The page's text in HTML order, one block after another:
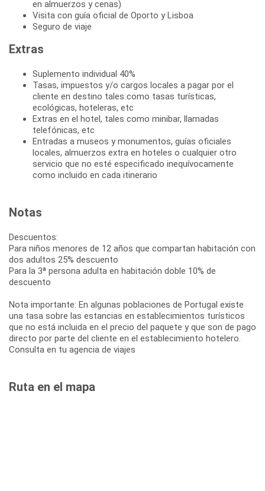
en almuerzos y cenas)
Visita con guía oficial de Oporto y Lisboa
Seguro de viaje
Extras
Suplemento individual 40%
Tasas, impuestos y/o cargos locales a pagar por el
cliente en destino tales como tasas turísticas,
ecológicas, hoteleras, etc
Extras en el hotel, tales como minibar, llamadas
telefónicas, etc
Entradas a museos y monumentos, guías oficiales
locales, almuerzos extra en hoteles o cualquier otro
servicio que no esté especificado inequívocamente
como incluido en cada itinerario
Notas
Descuentos:
Para niños menores de 12 años que compartan habitación con
dos adultos 25% descuento
Para la 3ª persona adulta en habitación doble 10% de
descuento
Nota importante: En algunas poblaciones de Portugal existe
una tasa sobre las estancias en establecimientos turísticos
que no está incluida en el precio del paquete y que son de pago
directo por parte del cliente en el establecimiento hotelero.
Consulta en tu agencia de viajes
Ruta en el mapa